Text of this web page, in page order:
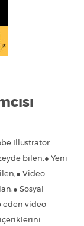
Illustrator
bilen,● Yeni
Video
Sosyal
eden video